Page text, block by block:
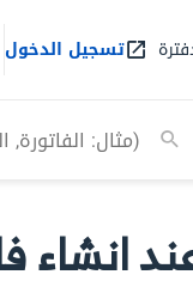
تسجيل الدخول
انشاء